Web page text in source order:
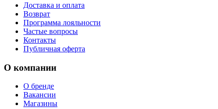
Доставка и оплата
Возврат
Программа лояльности
Частые вопросы
Контакты
Публичная оферта
О компании
О бренде
Вакансии
Магазины